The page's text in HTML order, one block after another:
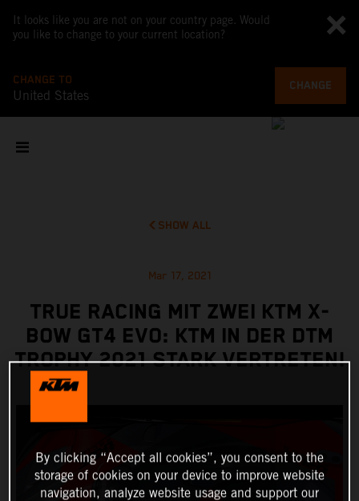
It looks like you are not on your country page. Would
you like to change to your current location?
CHANGE TO
United States
CHANGE
SHOW ALL
Mar 17, 2021
TRUE RACING MIT ZWEI KTM X-
BOW GT4 EVO: KTM IN DER DTM
TROPHY 2021 STARK VERTRETEN!
By clicking “Accept all cookies”, you consent to the
storage of cookies on your device to improve website
navigation, analyze website usage and support our